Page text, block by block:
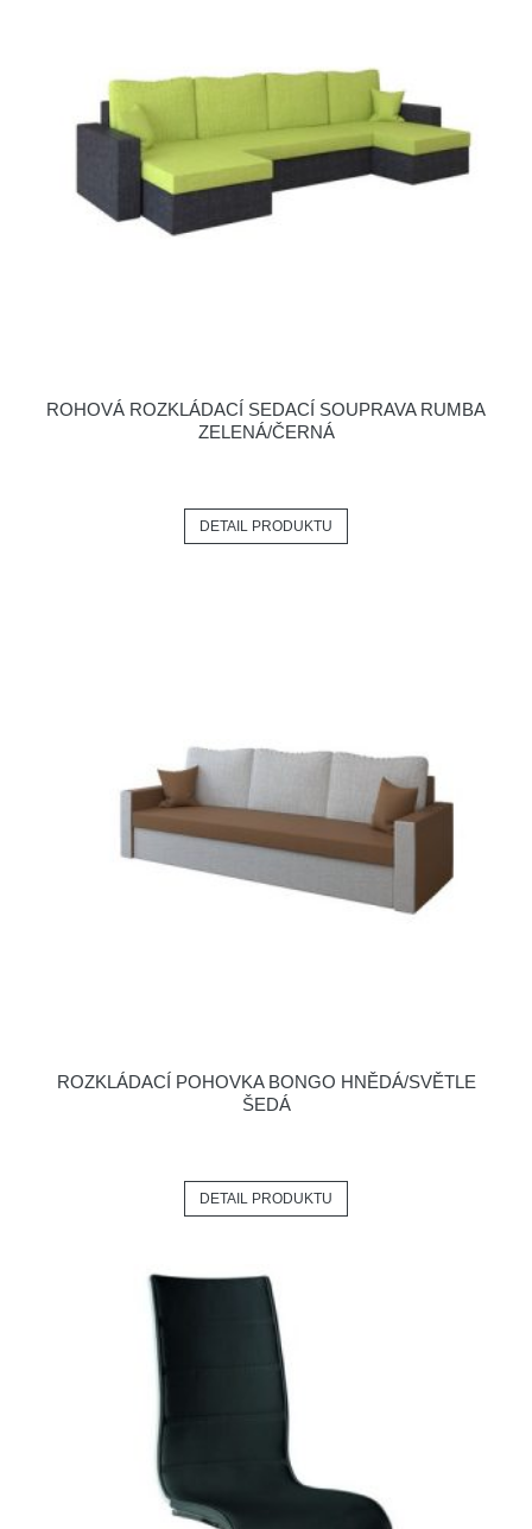
ROHOVÁ ROZKLÁDACÍ SEDACÍ SOUPRAVA RUMBA
ZELENÁ/ČERNÁ
DETAIL PRODUKTU
ROZKLÁDACÍ POHOVKA BONGO HNĚDÁ/SVĚTLE
ŠEDÁ
DETAIL PRODUKTU